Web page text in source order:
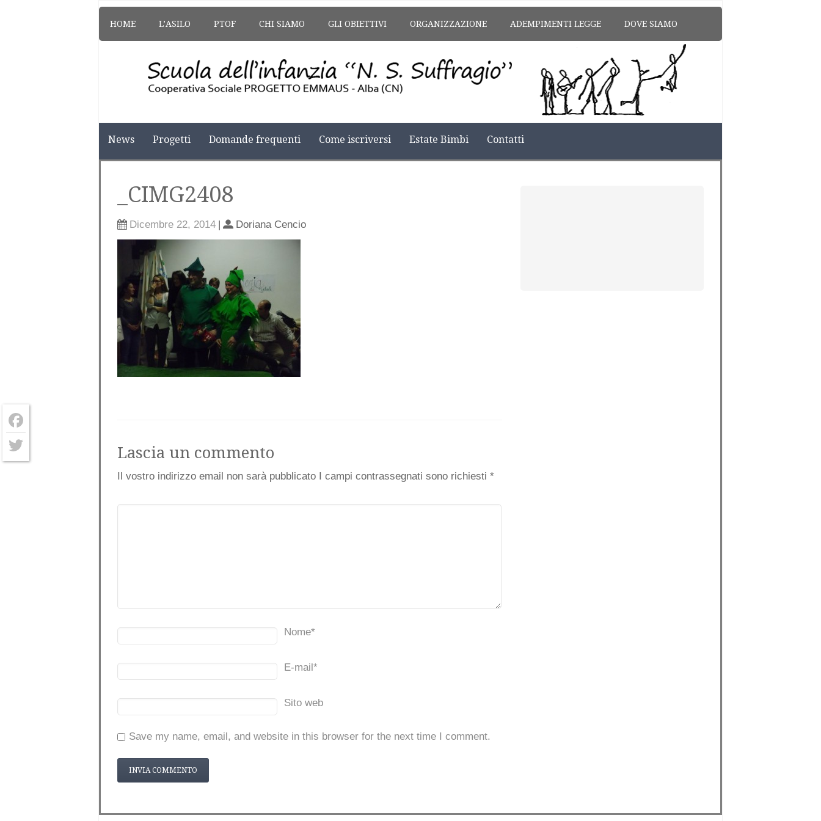
HOME L’ASILO PTOF CHI SIAMO GLI OBIETTIVI ORGANIZZAZIONE ADEMPIMENTI LEGGE DOVE SIAMO
News Progetti Domande frequenti Come iscriversi Estate Bimbi Contatti
_CIMG2408
Dicembre 22, 2014 | Doriana Cencio
Lascia un commento
Il vostro indirizzo email non sarà pubblicato I campi contrassegnati sono richiesti *
Nome*
E-mail *
Sito web
Save my name, email, and website in this browser for the next time I comment.
Facebook
Twitter